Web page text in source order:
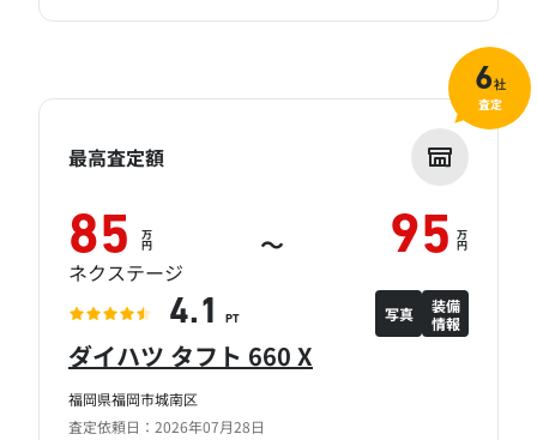
福岡県福岡市城南区
査定依頼日：2026年07月28日
ダイハツ タフト 660 X
最高査定額
85 万
円 ～ 95 万
円
ネクステージ
4.1 PT 写真
装備
情報
6社
査定